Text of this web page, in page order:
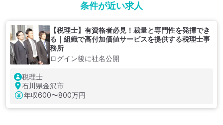
条件が近い求人
【税理士】有資格者必見！裁量と専門性を発揮でき
る｜組織で高付加価値サービスを提供する税理士事
務所
ログイン後に社名公開
税理士
石川県金沢市
年収600〜800万円